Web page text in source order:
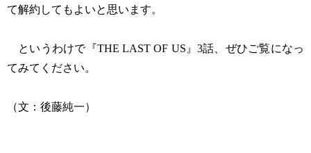
て解約してもよいと思います。
というわけで『THE LAST OF US』3話、ぜひご覧になっ
てみてください。
（文：後藤純一）